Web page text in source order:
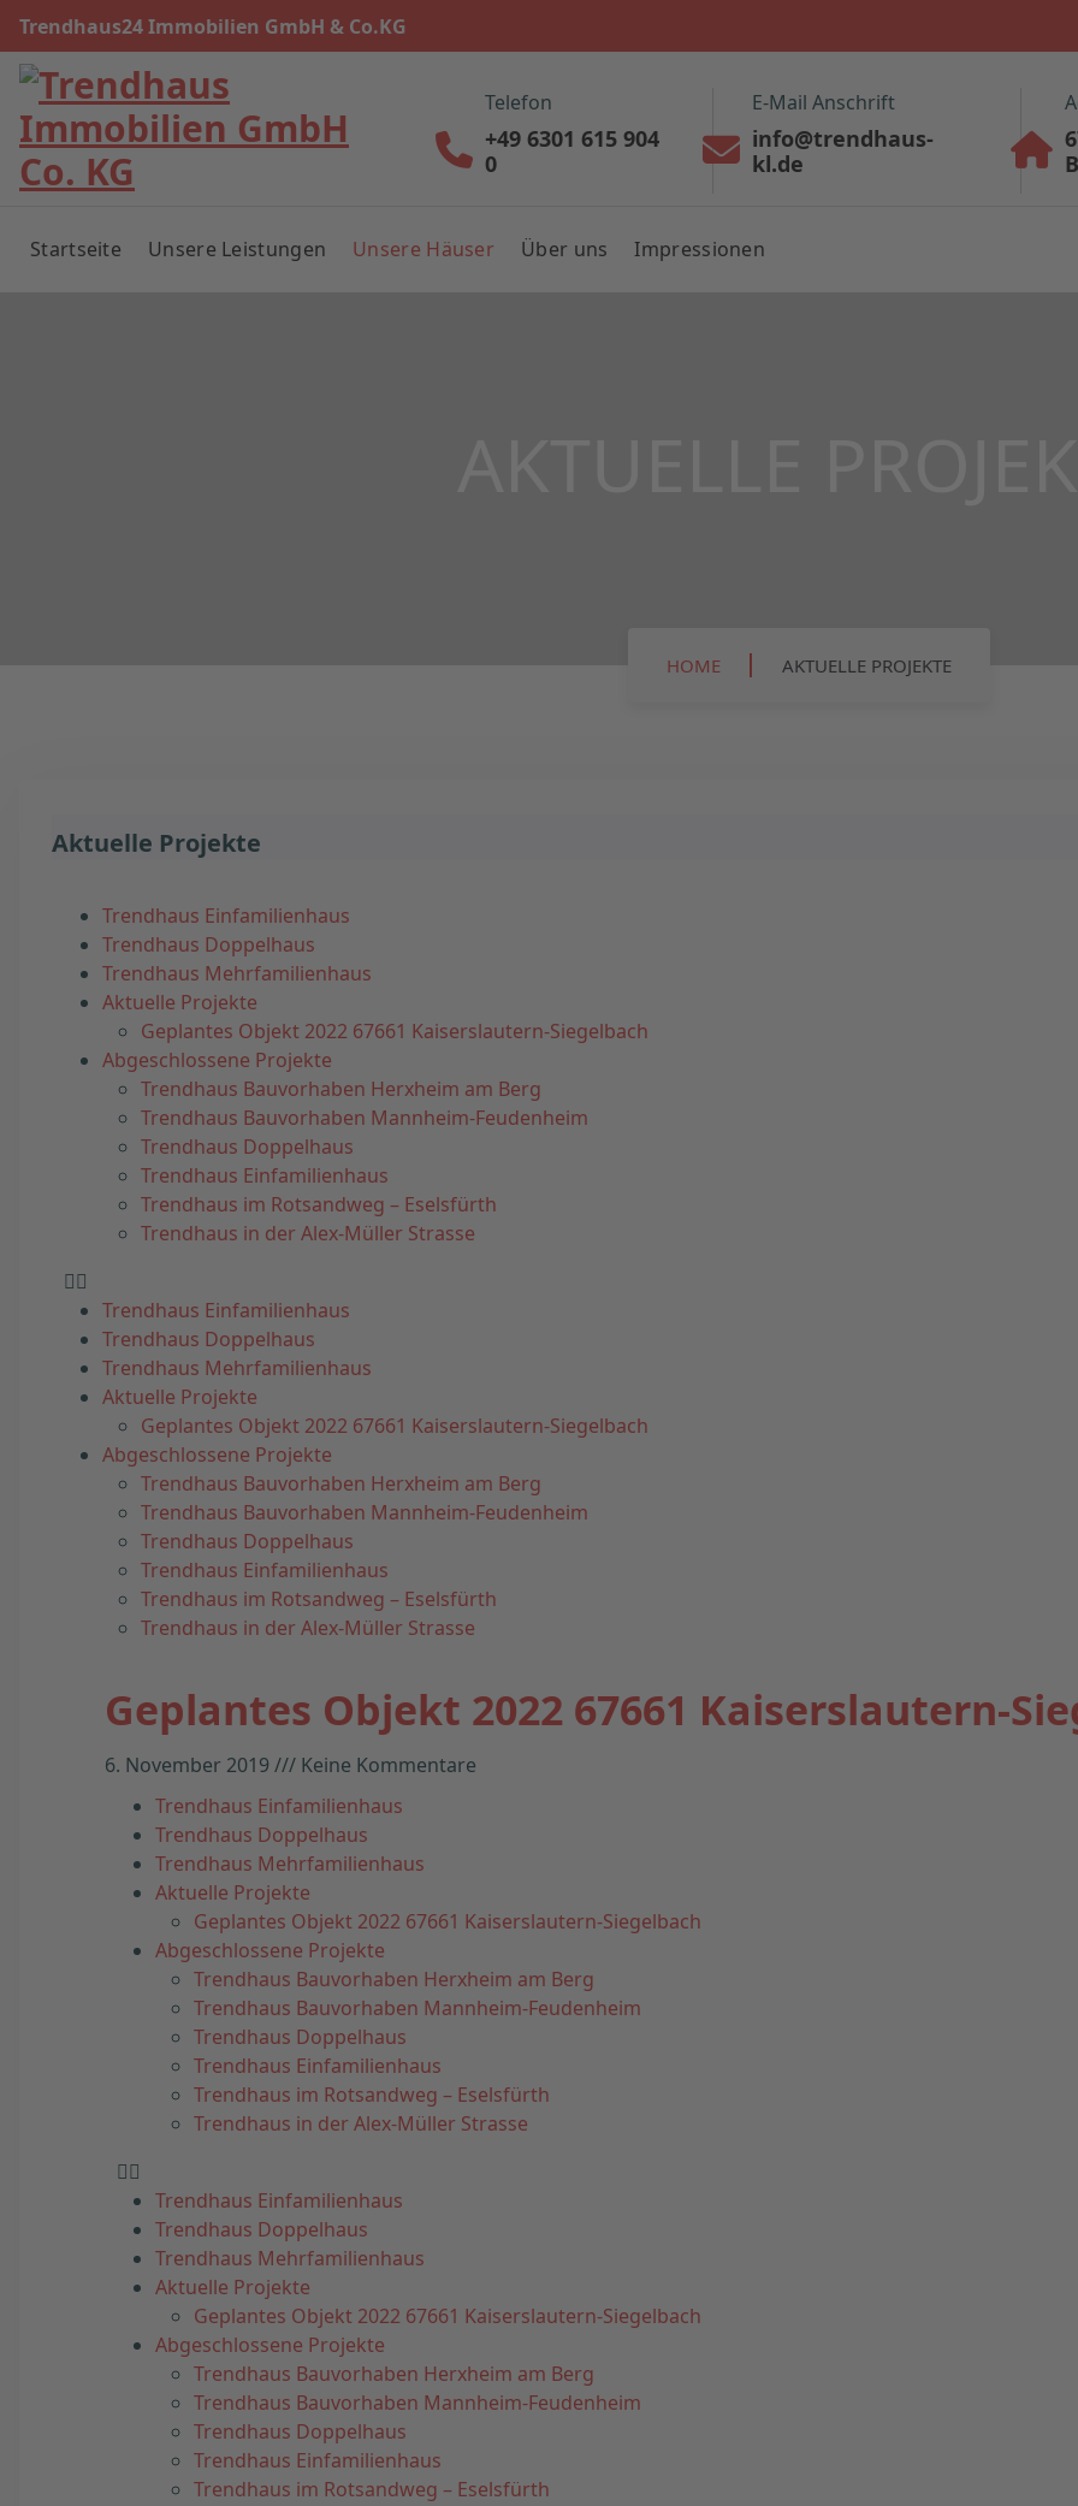
Trendhaus24 Immobilien GmbH & Co.KG
Telefon
+49 6301 615 904
0
E-Mail Anschrift
info@trendhaus-
kl.de
Startseite Unsere Leistungen Unsere Häuser Über uns Impressionen
HOME AKTUELLE PROJEKTE
Aktuelle Projekte
Trendhaus Einfamilienhaus
Trendhaus Doppelhaus
Trendhaus Mehrfamilienhaus
Aktuelle Projekte
Geplantes Objekt 2022 67661 Kaiserslautern-Siegelbach
Abgeschlossene Projekte
Trendhaus Bauvorhaben Herxheim am Berg
Trendhaus Bauvorhaben Mannheim-Feudenheim
Trendhaus Doppelhaus
Trendhaus Einfamilienhaus
Trendhaus im Rotsandweg – Eselsfürth
Trendhaus in der Alex-Müller Strasse
Trendhaus Einfamilienhaus
Trendhaus Doppelhaus
Trendhaus Mehrfamilienhaus
Aktuelle Projekte
Geplantes Objekt 2022 67661 Kaiserslautern-Siegelbach
Abgeschlossene Projekte
Trendhaus Bauvorhaben Herxheim am Berg
Trendhaus Bauvorhaben Mannheim-Feudenheim
Trendhaus Doppelhaus
Trendhaus Einfamilienhaus
Trendhaus im Rotsandweg – Eselsfürth
Trendhaus in der Alex-Müller Strasse
Geplantes Objekt 2022 67661 Kaiserslautern-
6. November 2019
Keine Kommentare
Trendhaus Einfamilienhaus
Trendhaus Doppelhaus
Trendhaus Mehrfamilienhaus
Aktuelle Projekte
Geplantes Objekt 2022 67661 Kaiserslautern-Siegelbach
Abgeschlossene Projekte
Trendhaus Bauvorhaben Herxheim am Berg
Trendhaus Bauvorhaben Mannheim-Feudenheim
Trendhaus Doppelhaus
Trendhaus Einfamilienhaus
Trendhaus im Rotsandweg – Eselsfürth
Trendhaus in der Alex-Müller Strasse
Trendhaus Einfamilienhaus
Trendhaus Doppelhaus
Trendhaus Mehrfamilienhaus
Aktuelle Projekte
Geplantes Objekt 2022 67661 Kaiserslautern-Siegelbach
Abgeschlossene Projekte
Trendhaus Bauvorhaben Herxheim am Berg
Trendhaus Bauvorhaben Mannheim-Feudenheim
Trendhaus Doppelhaus
Trendhaus Einfamilienhaus
Trendhaus im Rotsandweg – Eselsfürth